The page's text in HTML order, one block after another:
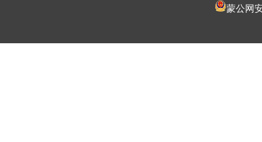
蒙公网